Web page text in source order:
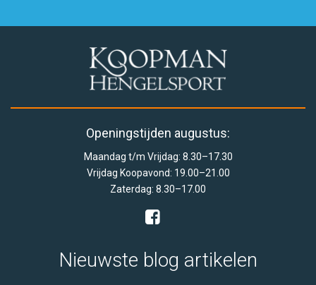
Openingstijden augustus:
Maandag t/m Vrijdag: 8.30–17.30
Vrijdag Koopavond: 19.00–21.00
Zaterdag: 8.30–17.00
Nieuwste blog artikelen